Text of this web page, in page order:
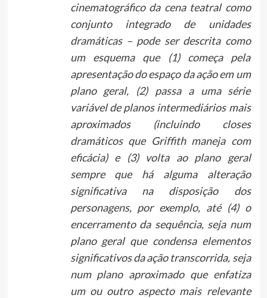
cinematográfico da cena teatral como
conjunto integrado de unidades
dramáticas – pode ser descrita como
um esquema que (1) começa pela
apresentação do espaço da ação em um
plano geral, (2) passa a uma série
variável de planos intermediários mais
aproximados (incluindo closes
dramáticos que Griffith maneja com
eficácia) e (3) volta ao plano geral
sempre que há alguma alteração
significativa na disposição dos
personagens, por exemplo, até (4) o
encerramento da sequência, seja num
plano geral que condensa elementos
significativos da ação transcorrida, seja
num plano aproximado que enfatiza
um ou outro aspecto mais relevante